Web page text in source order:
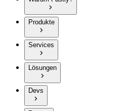
Produkte
Services
Lösungen
Devs